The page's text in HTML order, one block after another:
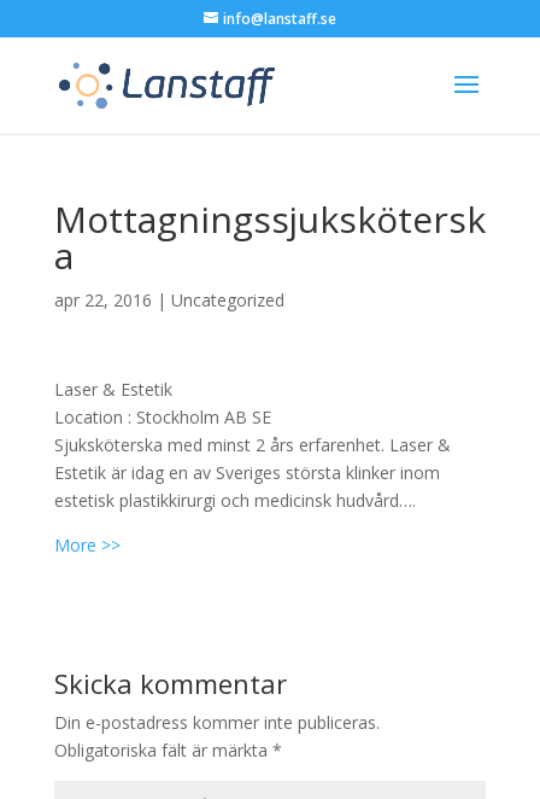
info@lanstaff.se
Mottagningssjukskötersk
a
apr 22, 2016 | Uncategorized
Laser & Estetik
Location : Stockholm AB SE
Sjuksköterska med minst 2 års erfarenhet. Laser &
Estetik är idag en av Sveriges största klinker inom
estetisk plastikkirurgi och medicinsk hudvård….
More >>
Skicka kommentar
Din e-postadress kommer inte publiceras.
Obligatoriska fält är märkta *